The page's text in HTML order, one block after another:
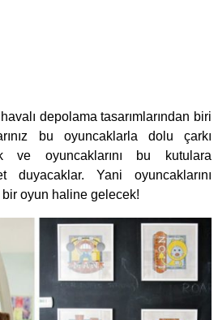
depolama tasarımlarından biri
bu oyuncaklarla dolu çarkı
ve oyuncaklarını bu kutulara
duyacaklar. Yani oyuncaklarını
oyun haline gelecek!